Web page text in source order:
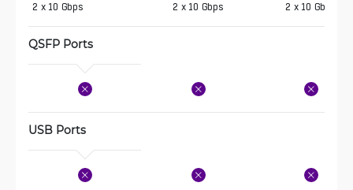
2 x 10 Gbps 2 x 10 Gbps 2 x 10 Gbps
QSFP Ports
USB Ports